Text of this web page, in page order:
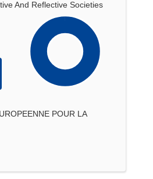
And Reflective Societies
POUR LA